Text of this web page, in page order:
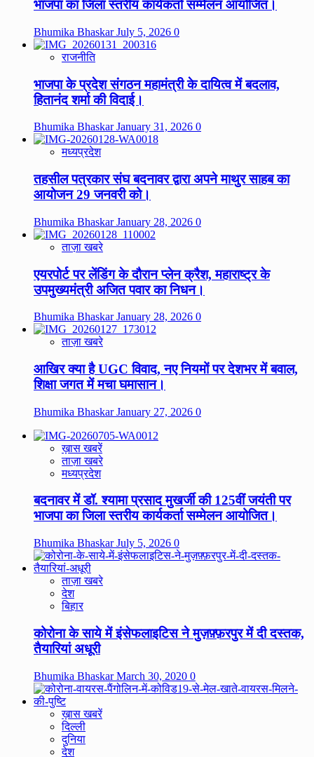
भाजपा का जिला स्तरीय कार्यकर्ता सम्मेलन आयोजित।
Bhumika BhaskarJuly 5, 2026 0
राजनीति
भाजपा के प्रदेश संगठन महामंत्री के दायित्व में बदलाव,
हितानंद शर्मा की विदाई।
Bhumika BhaskarJanuary 31, 2026 0
मध्यप्रदेश
तहसील पत्रकार संघ बदनावर द्वारा अपने माथुर साहब का
आयोजन 29 जनवरी को।
Bhumika BhaskarJanuary 28, 2026 0
ताज़ा खबरे
एयरपोर्ट पर लेंडिंग के दौरान प्लेन क्रैश, महाराष्ट्र के
उपमुख्यमंत्री अजित पवार का निधन।
Bhumika BhaskarJanuary 28, 2026 0
ताज़ा खबरे
आखिर क्या है UGC विवाद, नए नियमों पर देशभर में बवाल,
शिक्षा जगत में मचा घमासान।
Bhumika BhaskarJanuary 27, 2026 0
ख़ास खबरें
ताज़ा खबरे
मध्यप्रदेश
बदनावर में डॉ. श्यामा प्रसाद मुखर्जी की 125वीं जयंती पर
भाजपा का जिला स्तरीय कार्यकर्ता सम्मेलन आयोजित।
Bhumika BhaskarJuly 5, 2026 0
ताज़ा खबरे
देश
बिहार
कोरोना के साये में इंसेफलाइटिस ने मुज़फ़्फ़रपुर में दी दस्तक,
तैयारियां अधूरी
Bhumika BhaskarMarch 30, 2020 0
ख़ास खबरें
दिल्ली
दुनिया
देश